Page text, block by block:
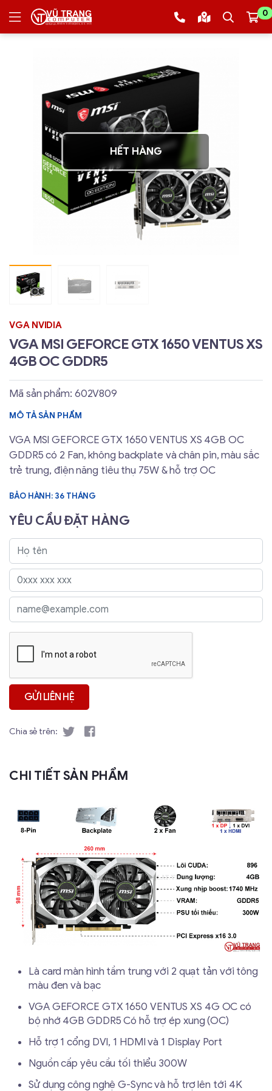
0
HẾT HÀNG
VGA NVIDIA
VGA MSI GEFORCE GTX 1650 VENTUS XS
4GB OC GDDR5
Mã sản phẩm: 602V809
MÔ TẢ SẢN PHẨM
VGA MSI GEFORCE GTX 1650 VENTUS XS 4GB OC
GDDR5 có 2 Fan, không backplate và chân pin, màu sắc
trẻ trung, điện năng tiêu thụ 75W & hỗ trợ OC
BẢO HÀNH: 36 THÁNG
YÊU CẦU ĐẶT HÀNG
Chia sẻ trên:
CHI TIẾT SẢN PHẨM
Là card màn hình tầm trung với 2 quạt tản với tông
màu đen và bạc
VGA GEFORCE GTX 1650 VENTUS XS 4G OC có
bộ nhớ 4GB GDDR5 Có hỗ trợ ép xung (OC)
Hỗ trợ 1 cổng DVI, 1 HDMI và 1 Display Port
Nguồn cấp yêu cầu tối thiểu 300W
Sử dụng công nghệ G-Sync và hỗ trợ lên tới 4K